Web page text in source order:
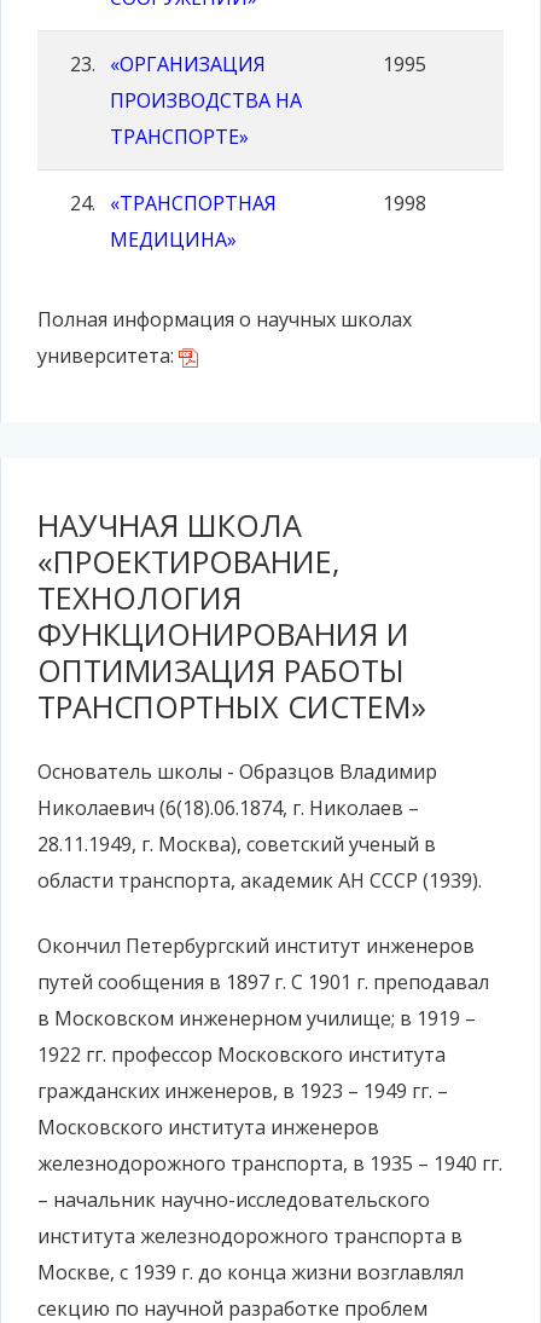
«ОРГАНИЗАЦИЯ
ПРОИЗВОДСТВА НА
ТРАНСПОРТЕ»
1995
«ТРАНСПОРТНАЯ
МЕДИЦИНА»
1998
Полная информация о научных школах
университета:
НАУЧНАЯ ШКОЛА
«ПРОЕКТИРОВАНИЕ,
ТЕХНОЛОГИЯ
ФУНКЦИОНИРОВАНИЯ И
ОПТИМИЗАЦИЯ РАБОТЫ
ТРАНСПОРТНЫХ СИСТЕМ»
Основатель школы - Образцов Владимир
Николаевич (6(18).06.1874, г. Николаев –
28.11.1949, г. Москва), советский ученый в
области транспорта, академик АН СССР (1939).
Окончил Петербургский институт инженеров
путей сообщения в 1897 г. С 1901 г. преподавал
в Московском инженерном училище; в 1919 –
1922 гг. профессор Московского института
гражданских инженеров, в 1923 – 1949 гг. –
Московского института инженеров
железнодорожного транспорта, в 1935 – 1940 гг.
– начальник научно-исследовательского
института железнодорожного транспорта в
Москве, с 1939 г. до конца жизни возглавлял
секцию по научной разработке проблем